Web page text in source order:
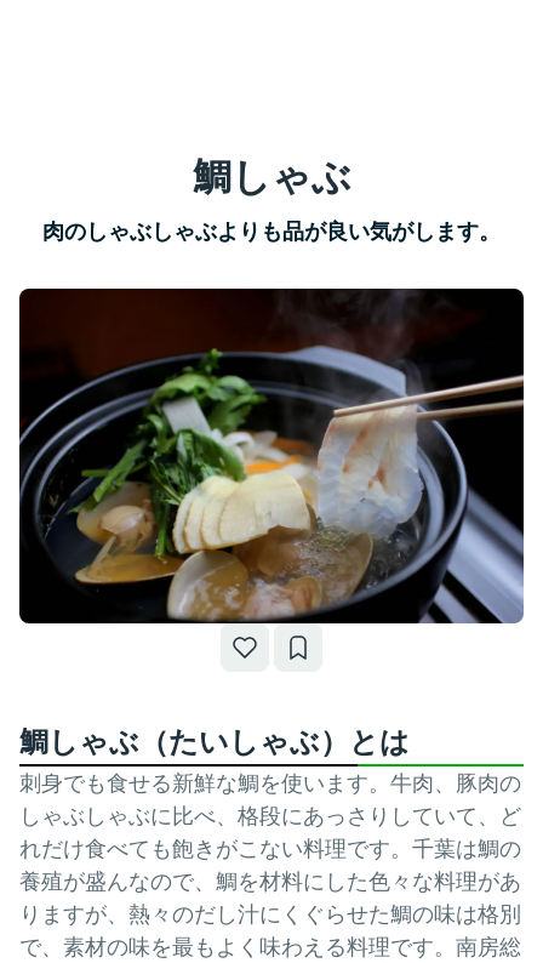
鯛しゃぶ
肉のしゃぶしゃぶよりも品が良い気がします。
鯛しゃぶ（たいしゃぶ）とは
刺身でも食せる新鮮な鯛を使います。牛肉、豚肉の
しゃぶしゃぶに比べ、格段にあっさりしていて、ど
れだけ食べても飽きがこない料理です。千葉は鯛の
養殖が盛んなので、鯛を材料にした色々な料理があ
りますが、熱々のだし汁にくぐらせた鯛の味は格別
で、素材の味を最もよく味わえる料理です。南房総